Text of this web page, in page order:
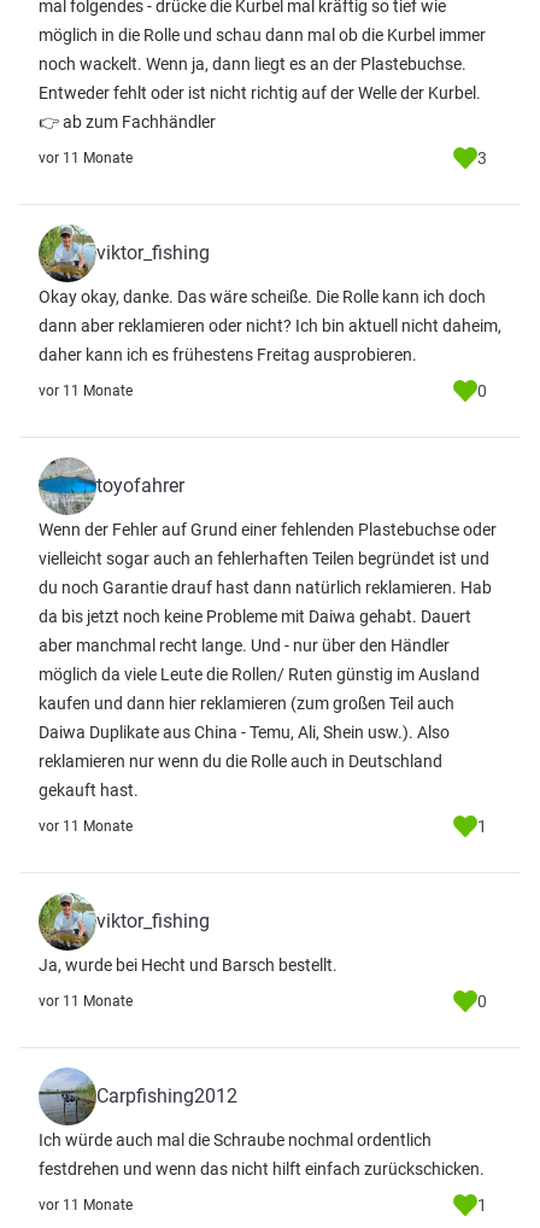
mal folgendes - drücke die Kurbel mal kräftig so tief wie
möglich in die Rolle und schau dann mal ob die Kurbel immer
noch wackelt. Wenn ja, dann liegt es an der Plastebuchse.
Entweder fehlt oder ist nicht richtig auf der Welle der Kurbel.
👉 ab zum Fachhändler
vor 11 Monate 3
viktor_fishing
Okay okay, danke. Das wäre scheiße. Die Rolle kann ich doch
dann aber reklamieren oder nicht? Ich bin aktuell nicht daheim,
daher kann ich es frühestens Freitag ausprobieren.
vor 11 Monate 0
toyofahrer
Wenn der Fehler auf Grund einer fehlenden Plastebuchse oder
vielleicht sogar auch an fehlerhaften Teilen begründet ist und
du noch Garantie drauf hast dann natürlich reklamieren. Hab
da bis jetzt noch keine Probleme mit Daiwa gehabt. Dauert
aber manchmal recht lange. Und - nur über den Händler
möglich da viele Leute die Rollen/ Ruten günstig im Ausland
kaufen und dann hier reklamieren (zum großen Teil auch
Daiwa Duplikate aus China - Temu, Ali, Shein usw.). Also
reklamieren nur wenn du die Rolle auch in Deutschland
gekauft hast.
vor 11 Monate 1
viktor_fishing
Ja, wurde bei Hecht und Barsch bestellt.
vor 11 Monate 0
Carpfishing2012
Ich würde auch mal die Schraube nochmal ordentlich
festdrehen und wenn das nicht hilft einfach zurückschicken.
vor 11 Monate 1